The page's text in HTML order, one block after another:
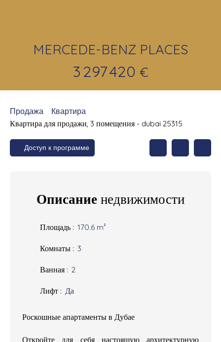
MERCEDE-BENZ PLACES
3 297 420 €
Продажа
Квартира
Квартира для продажи, 3 помещения - dubai 25315
Доступ к программе
Описание недвижимости
Площадь : 170.6 m²
Комнаты : 3
Ванная : 2
Лифт : Да
Роскошные апартаменты в Дубае
Откройте для себя настоящую архитектурную